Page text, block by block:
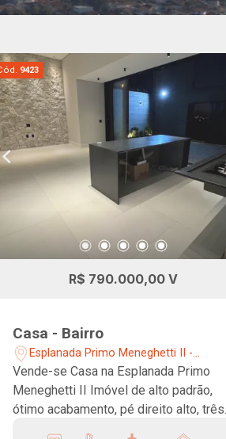
9423
R$ 790.000,00 V
Casa - Bairro
Esplanada Primo Meneghetti II -
Franca/SP
Vende-se Casa na Esplanada Primo
Meneghetti II Imóvel de alto padrão,
ótimo acabamento, pé direito alto, três